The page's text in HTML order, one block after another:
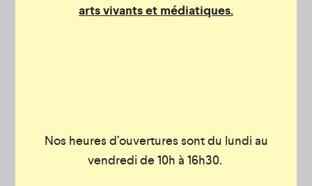
arts vivants et médiatiques.
Nos heures d’ouvertures sont du lundi au
vendredi de 10h à 16h30.